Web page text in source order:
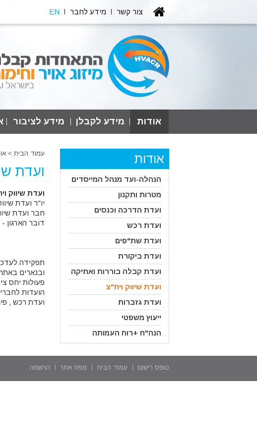
צור קשר מידע לחבר EN
אודות מידע לקבלן מידע לציבור
עמוד הבית >
ועדת
ועדת שיווק
יו"ר ועדת
חבר ועדת
דובר הארגון
תפקידה
ובנארים באתר
פעולות יחס
הועדות
ועדת רכש ,
אודות
הנהלה-ועד מנהל המייסדים
מטרות ותקנון
ועדת הדרכה וכנסים
ועדת רכש
ועדת שת"פים
ועדת ביקורת
ועדת קבלה בוררות ואתיקה
ועדת שיווק ויח"צ
ועדת גזברות
ייעוץ משפטי
הנה"ח +רוח העמותה
טופס רישום עמוד הבית מפת אתר הרשמה